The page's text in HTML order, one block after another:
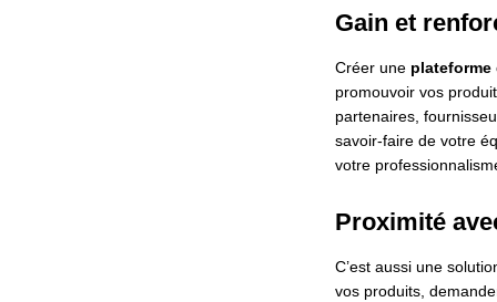
Gain et
Créer une plateforme
promouvoir vos
partenaires,
savoir-faire de votre
votre
Proximité
C’est aussi une
vos produits,